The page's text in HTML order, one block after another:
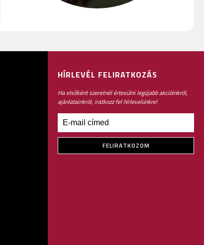
HÍRLEVÉL FELIRATKOZÁS
Ha elsőként szeretnél értesülni legújabb akcióinkról,
ajánlatainkról, iratkozz fel hírlevelünkre!
FELIRATKOZOM